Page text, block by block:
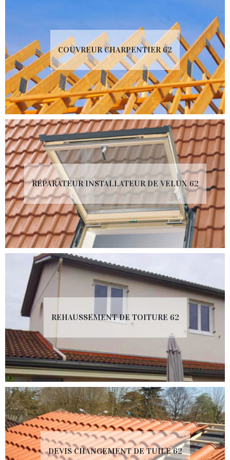
COUVREUR CHARPENTIER 62
RÉPARATEUR INSTALLATEUR DE VELUX 62
REHAUSSEMENT DE TOITURE 62
DEVIS CHANGEMENT DE TUILE 62